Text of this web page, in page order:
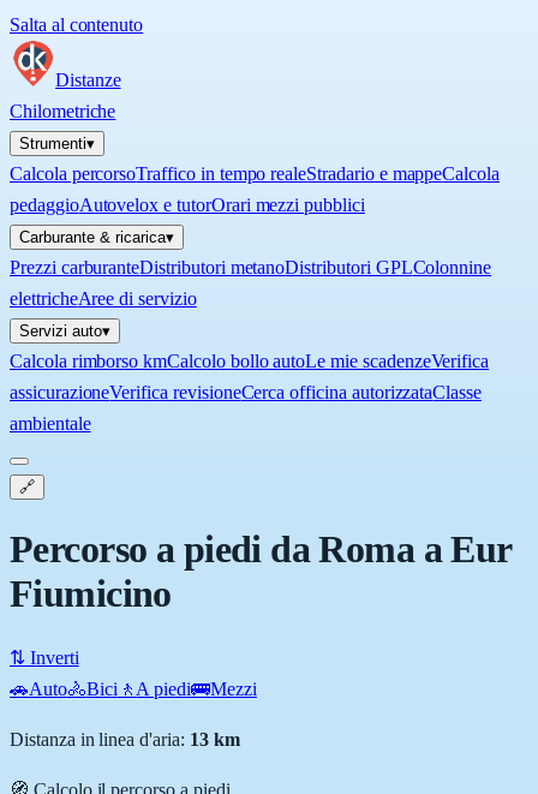
Salta al contenuto
Distanze
Chilometriche
Strumenti▾
Calcola percorsoTraffico in tempo realeStradario e mappeCalcola
pedaggioAutovelox e tutorOrari mezzi pubblici
Carburante & ricarica▾
Prezzi carburanteDistributori metanoDistributori GPLColonnine
elettricheAree di servizio
Servizi auto▾
Calcola rimborso kmCalcolo bollo autoLe mie scadenzeVerifica
assicurazioneVerifica revisioneCerca officina autorizzataClasse
ambientale
🔗
Percorso a piedi da Roma a Eur
Fiumicino
⇅ Inverti
🚗Auto🚴Bici 🚶 A piedi🚌Mezzi
Distanza in linea d'aria: 13km
🧭 Calcolo il percorso a piedi…